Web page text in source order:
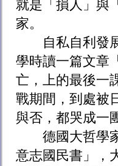
就是「損人」與
家。
自私自利發展
學時讀一篇文章
亡，上的最後一
戰期間，到處被
與否，都哭成一
德國大哲學家
意志國民書」，